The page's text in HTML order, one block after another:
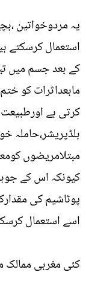
یہ مردوخواتین
استعمال کرسکتے
کے بعد جسم میں
مابعداثرات کو
کرتی ہے
بلڈپریشر،حاملہ
مبتلامریضوں
کیونکہ اس کے
پوٹاشیم کی
اسے استعمال
کئی مغربی ممالک